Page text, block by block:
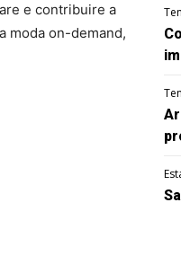
e contribuire a
moda on-demand,